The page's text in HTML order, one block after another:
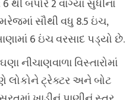
બપોરે 2 વાગ્યા સુધીના
સૌથી વધુ 8.5 ઇંચ,
6 ઇંચ વરસાદ પડ્યો છે.
નીચાણવાળા વિસ્તારોમાં
લોકોને ટ્રેક્ટર અને બોટ